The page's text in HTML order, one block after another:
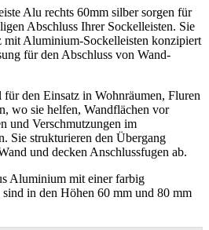
Alu rechts 60mm silber sorgen für
Abschluss Ihrer Sockelleisten. Sie
mit Aluminium-Sockelleisten konzipiert
für den Abschluss von Wand-
den Einsatz in Wohnräumen, Fluren
wo sie helfen, Wandflächen vor
und Verschmutzungen im
Sie strukturieren den Übergang
und decken Anschlussfugen ab.
Aluminium mit einer farbig
sind in den Höhen 60 mm und 80 mm